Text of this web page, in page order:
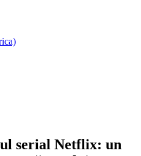
serial Netflix: un